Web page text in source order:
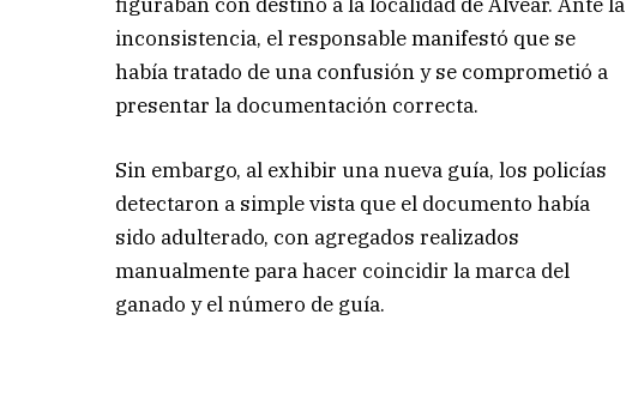
inconsistencia, el responsable manifestó que se
había tratado de una confusión y se comprometió a
presentar la documentación correcta.
Sin embargo, al exhibir una nueva guía, los policías
detectaron a simple vista que el documento había
sido adulterado, con agregados realizados
manualmente para hacer coincidir la marca del
ganado y el número de guía.